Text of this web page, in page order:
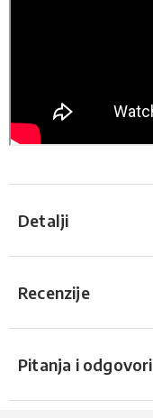
Detalji
Recenzije
Pitanja i odgovori